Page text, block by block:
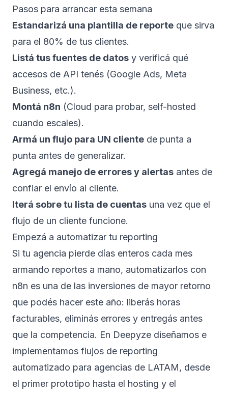
Pasos para arrancar esta semana
Estandarizá una plantilla de reporte que sirva
para el 80% de tus clientes.
Listá tus fuentes de datos y verificá qué
accesos de API tenés (Google Ads, Meta
Business, etc.).
Montá n8n (Cloud para probar, self-hosted
cuando escales).
Armá un flujo para UN cliente de punta a
punta antes de generalizar.
Agregá manejo de errores y alertas antes de
confiar el envío al cliente.
Iterá sobre tu lista de cuentas una vez que el
flujo de un cliente funcione.
Empezá a automatizar tu reporting
Si tu agencia pierde días enteros cada mes
armando reportes a mano, automatizarlos con
n8n es una de las inversiones de mayor retorno
que podés hacer este año: liberás horas
facturables, eliminás errores y entregás antes
que la competencia. En Deepyze diseñamos e
implementamos flujos de reporting
automatizado para agencias de LATAM, desde
el primer prototipo hasta el hosting y el